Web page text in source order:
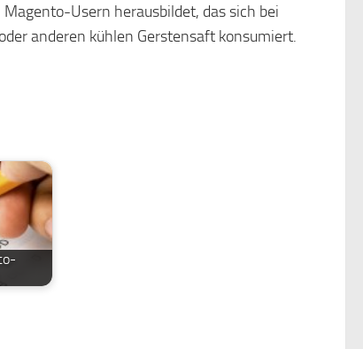
Magento-Usern herausbildet, das sich bei
anderen kühlen Gerstensaft konsumiert.